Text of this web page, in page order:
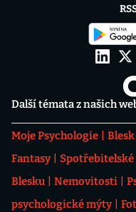
Další témata z našich
Moje Psychologie
Fantasy
Spotřebitelské
Blesku
Nemovitosti
psychologické mýty